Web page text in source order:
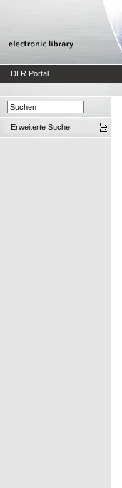
DLR Portal
Erweiterte Suche